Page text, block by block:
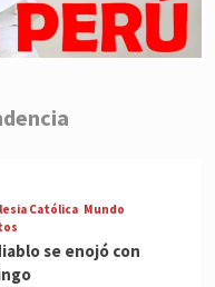
Católica Mundo
se enojó con